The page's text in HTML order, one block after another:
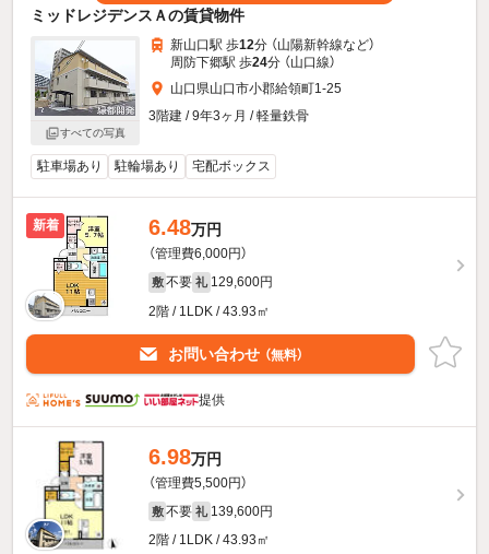
ミッドレジデンスＡの賃貸物件
すべての写真
新山口駅 歩12分 （山陽新幹線など）
周防下郷駅 歩24分 （山口線）
山口県山口市小郡給領町1-25
3階建 / 9年3ヶ月 / 軽量鉄骨
駐車場あり 駐輪場あり 宅配ボックス
新着 6.48万円
（管理費6,000円）
敷 不要 礼 129,600円
2階 / 1LDK / 43.93㎡
お問い合わせ （無料）
提供
6.98万円
（管理費5,500円）
敷 不要 礼 139,600円
2階 / 1LDK / 43.93㎡